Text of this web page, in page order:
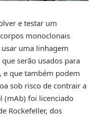
e testar um
monoclonais
uma linhagem
serão usados para
e que também podem
sob risco de contrair a
(mAb) foi licenciado
Rockefeller, dos